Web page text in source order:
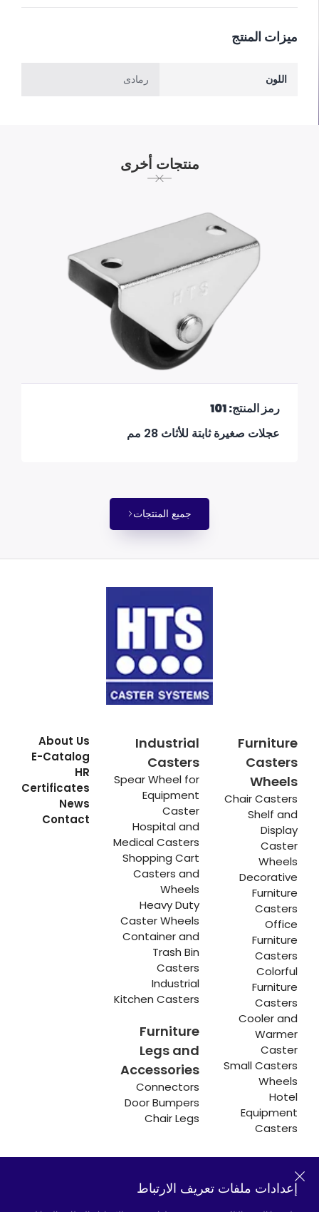
ميزات المنتج
اللون رمادی
منتجات أخرى
رمز المنتج: 101
عجلات صغيرة ثابتة للأثاث 28 مم
جميع المنتجات
Furniture
Casters
Wheels
Chair Casters
Shelf and
Display
Caster
Wheels
Decorative
Furniture
Casters
Office
Furniture
Casters
Colorful
Furniture
Casters
Cooler and
Warmer
Caster
Small Casters
Wheels
Hotel
Equipment
Casters
Industrial
Casters
Spear Wheel for
Equipment
Caster
Hospital and
Medical Casters
Shopping Cart
Casters and
Wheels
Heavy Duty
Caster Wheels
Container and
Trash Bin
Casters
Industrial
Kitchen Casters
Furniture
Legs and
Accessories
Connectors
Door Bumpers
Chair Legs
About Us
E-Catalog
HR
Certificates
News
Contact
Hadımköy المصنع:
Atatürk Industrial Zone,إعدادات ملفات تعريف الارتباط